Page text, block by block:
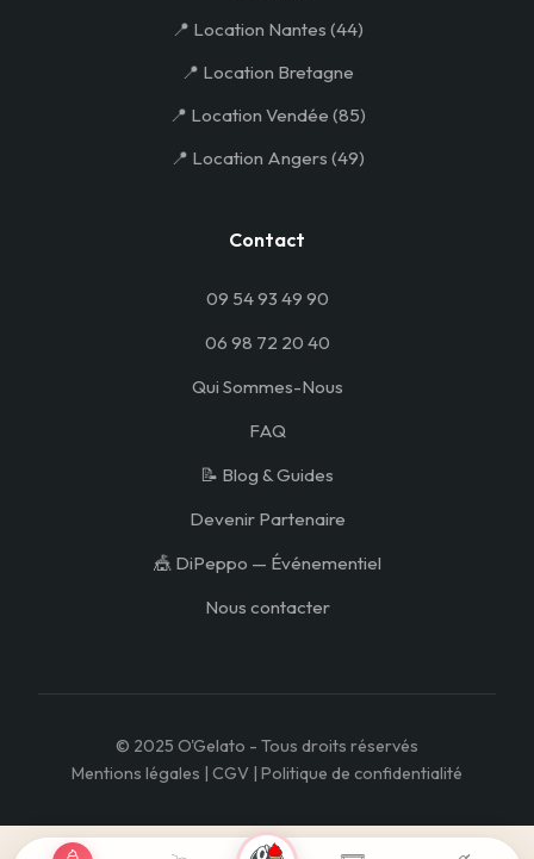
📍 Location Nantes (44)
📍 Location Bretagne
📍 Location Vendée (85)
📍 Location Angers (49)
Contact
09 54 93 49 90
06 98 72 20 40
Qui Sommes-Nous
FAQ
📝 Blog & Guides
Devenir Partenaire
🎪 DiPeppo — Événementiel
Nous contacter
© 2025 O'Gelato - Tous droits réservés
Mentions légales | CGV | Politique de confidentialité